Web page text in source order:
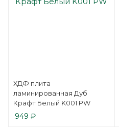
ХДФ плита
ламинированная Дуб
Крафт Белый K001 PW
949 ₽